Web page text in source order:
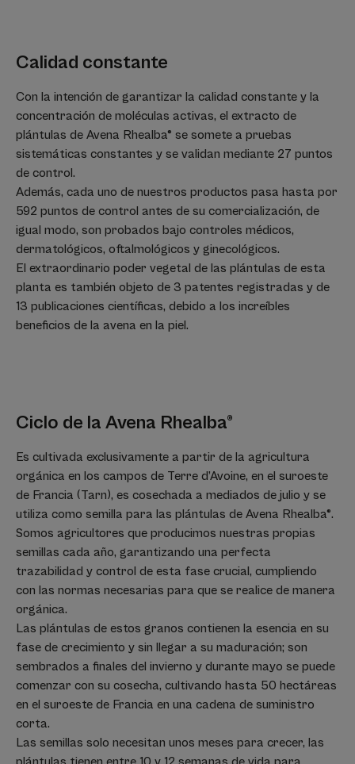
Calidad constante
Con la intención de garantizar la calidad constante y la
concentración de moléculas activas, el extracto de
plántulas de Avena Rhealba® se somete a pruebas
sistemáticas constantes y se validan mediante 27 puntos
de control.
Además, cada uno de nuestros productos pasa hasta por
592 puntos de control antes de su comercialización, de
igual modo, son probados bajo controles médicos,
dermatológicos, oftalmológicos y ginecológicos.
El extraordinario poder vegetal de las plántulas de esta
planta es también objeto de 3 patentes registradas y de
13 publicaciones científicas, debido a los increíbles
beneficios de la avena en la piel.
Ciclo de la Avena Rhealba®
Es cultivada exclusivamente a partir de la agricultura
orgánica en los campos de Terre d’Avoine, en el suroeste
de Francia (Tarn), es cosechada a mediados de julio y se
utiliza como semilla para las plántulas de Avena Rhealba®.
Somos agricultores que producimos nuestras propias
semillas cada año, garantizando una perfecta
trazabilidad y control de esta fase crucial, cumpliendo
con las normas necesarias para que se realice de manera
orgánica.
Las plántulas de estos granos contienen la esencia en su
fase de crecimiento y sin llegar a su maduración; son
sembrados a finales del invierno y durante mayo se puede
comenzar con su cosecha, cultivando hasta 50 hectáreas
en el suroeste de Francia en una cadena de suministro
corta.
Las semillas solo necesitan unos meses para crecer, las